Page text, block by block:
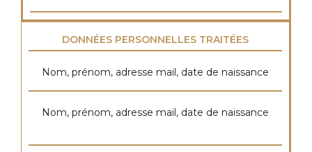
DONNÉES PERSONNELLES TRAITÉES
Nom, prénom, adresse mail, date de naissance
Nom, prénom, adresse mail, date de naissance